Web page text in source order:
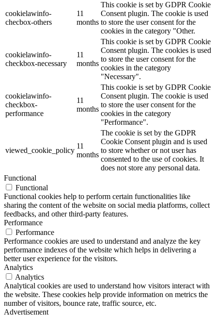
cookielawinfo-
checbox-others
11
months
This cookie is set by GDPR Cookie
Consent plugin. The cookie is used
to store the user consent for the
cookies in the category "Other.
cookielawinfo-
checkbox-necessary
11
months
This cookie is set by GDPR Cookie
Consent plugin. The cookies is used
to store the user consent for the
cookies in the category
"Necessary".
cookielawinfo-
checkbox-
performance
11
months
This cookie is set by GDPR Cookie
Consent plugin. The cookie is used
to store the user consent for the
cookies in the category
"Performance".
viewed_cookie_policy
11
months
The cookie is set by the GDPR
Cookie Consent plugin and is used
to store whether or not user has
consented to the use of cookies. It
does not store any personal data.
Functional
Functional
Functional cookies help to perform certain functionalities like
sharing the content of the website on social media platforms, collect
feedbacks, and other third-party features.
Performance
Performance
Performance cookies are used to understand and analyze the key
performance indexes of the website which helps in delivering a
better user experience for the visitors.
Analytics
Analytics
Analytical cookies are used to understand how visitors interact with
the website. These cookies help provide information on metrics the
number of visitors, bounce rate, traffic source, etc.
Advertisement